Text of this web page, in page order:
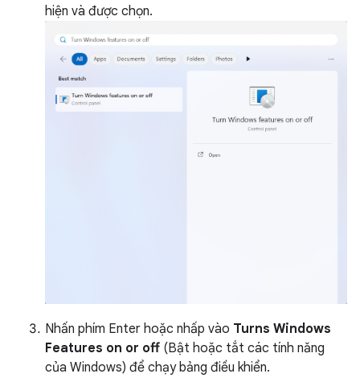
hiện và được chọn.
Nhấn phím Enter hoặc nhấp vào Turns Windows
Features on or off (Bật hoặc tắt các tính năng
của Windows) để chạy bảng điều khiển.